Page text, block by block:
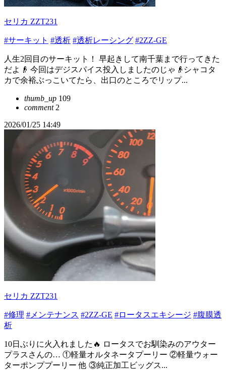
セリカ ZZT231
#サーキット #透析 #透析レーシング #2ZZ-GE
人生2回目のサーキット！ 早起きして南千葉まで行ってきた
だよ👴 今回はデジスパイス投入しましたのじゃ👴シャコタ
カで余裕ぶっこいてたら、出口のところでリップ...
thumb_up 109
comment2
2026/01/25 14:49
セリカ ZZT231
#修理 #メンテナンス #2ZZ-GE #ロータスエキシージ #腹膜透
析
10日ぶりに火入れました🔥 ロータスでお馴染みのアウター
プラスさんの… ①軽量オルタネータプーリー ②軽量ウォー
ターポンププーリー 他 ③純正加工ビッグス...